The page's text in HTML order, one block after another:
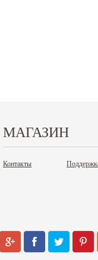
МАГАЗИН
Контакты